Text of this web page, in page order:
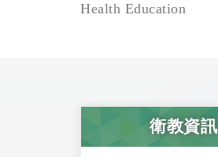
Health Education
衛教資訊